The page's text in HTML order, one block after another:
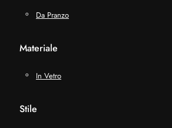
Da Pranzo
Materiale
In Vetro
Stile